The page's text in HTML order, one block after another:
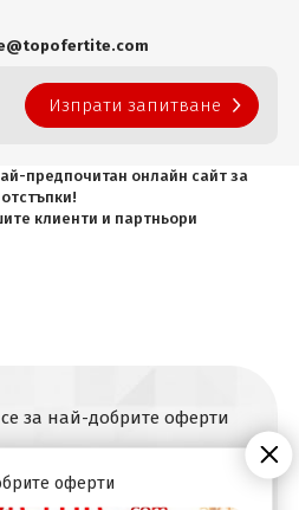
Изпрати запитване
предпочитан онлайн сайт за
клиенти и партньори
за най-добрите оферти
оферти